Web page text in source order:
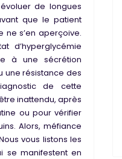
de longues
que le patient
s’en aperçoive.
d’hyperglycémie
à une sécrétion
une résistance des
de cette
inattendu, après
ou pour vérifier
Alors, méfiance
vous listons les
se manifestent en